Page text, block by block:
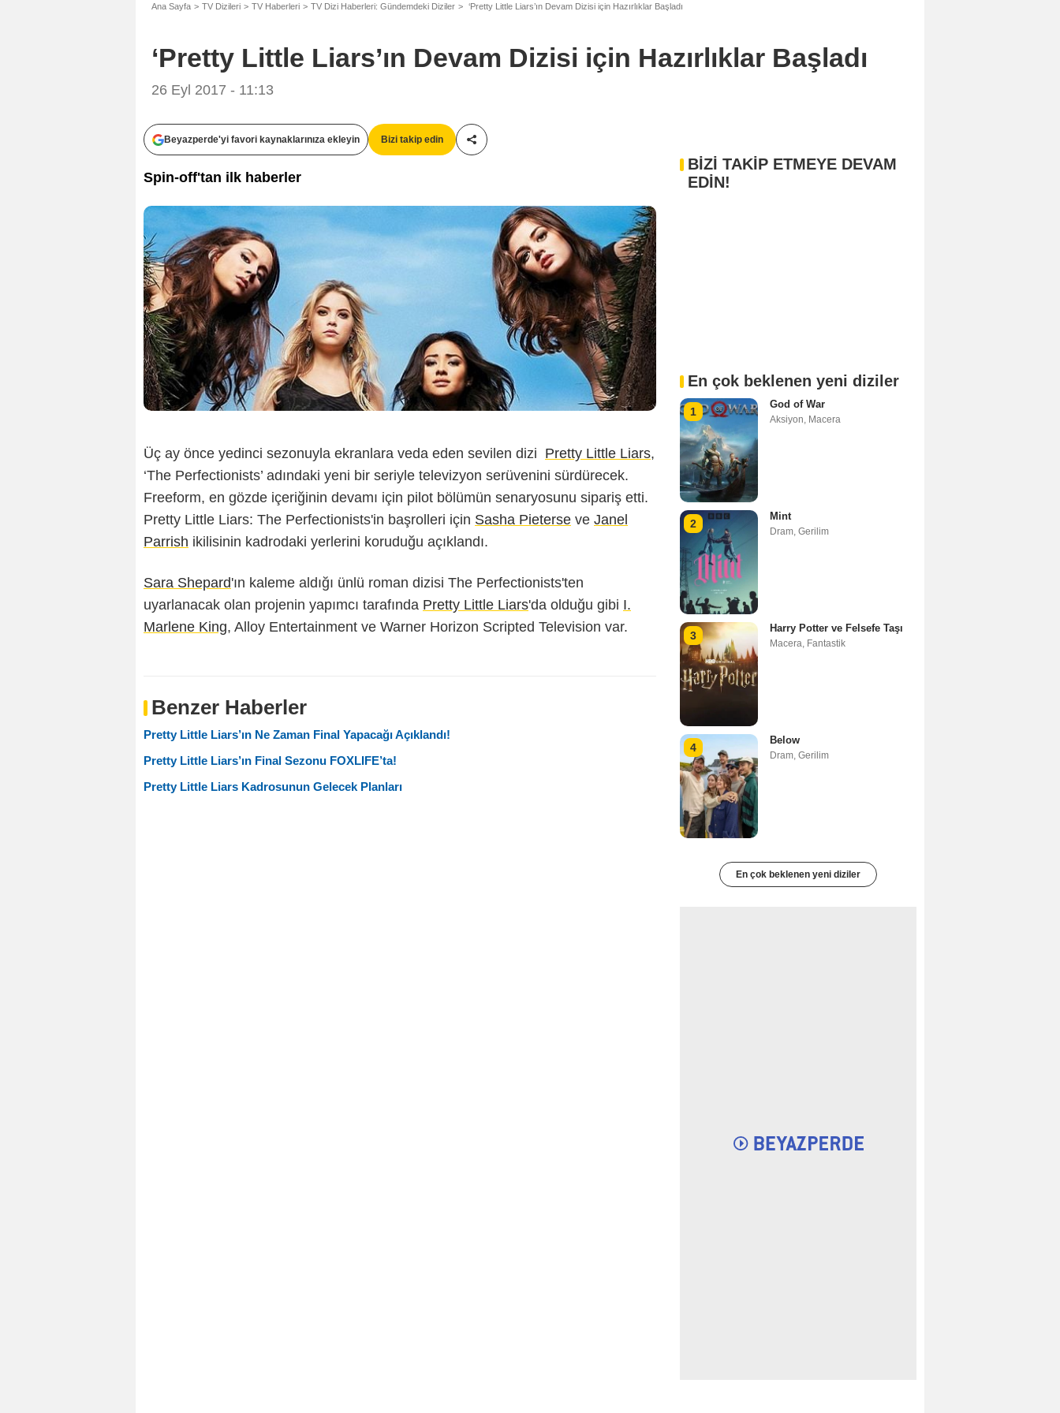
Ana Sayfa TV Dizileri TV Haberleri TV Dizi Haberleri: Gündemdeki Diziler ‘Pretty Little Liars’ın Devam Dizisi için Hazırlıklar Başladı
‘Pretty Little Liars’ın Devam Dizisi için Hazırlıklar Başladı
26 Eyl 2017 - 11:13
Beyazperde'yi favori kaynaklarınıza ekleyin Bizi takip edin
Paylaş!
Spin-off'tan ilk haberler
Üç ay önce yedinci sezonuyla ekranlara veda eden sevilen dizi Pretty Little Liars,
‘The Perfectionists’ adındaki yeni bir seriyle televizyon serüvenini sürdürecek.
Freeform, en gözde içeriğinin devamı için pilot bölümün senaryosunu sipariş etti.
Pretty Little Liars: The Perfectionists'in başrolleri için Sasha Pieterse ve Janel
Parrish ikilisinin kadrodaki yerlerini koruduğu açıklandı.
Sara Shepard'ın kaleme aldığı ünlü roman dizisi The Perfectionists'ten
uyarlanacak olan projenin yapımcı tarafında Pretty Little Liars'da olduğu gibi I.
Marlene King, Alloy Entertainment ve Warner Horizon Scripted Television var.
Benzer Haberler
Pretty Little Liars’ın Ne Zaman Final Yapacağı Açıklandı!
Pretty Little Liars’ın Final Sezonu FOXLIFE’ta!
Pretty Little Liars Kadrosunun Gelecek Planları
BİZİ TAKİP ETMEYE DEVAM
EDİN!
En çok beklenen yeni diziler
1
God of War
Aksiyon Macera
2
Mint
Dram Gerilim
3
Harry Potter ve Felsefe Taşı
Macera Fantastik
4
Below
Dram Gerilim
En çok beklenen yeni diziler